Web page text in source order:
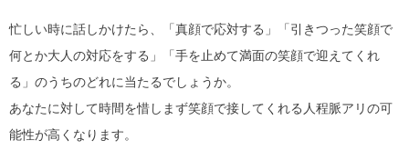
忙しい時に話しかけたら、「真顔で応対する」「引きつった笑顔で
何とか大人の対応をする」「手を止めて満面の笑顔で迎えてくれ
る」のうちのどれに当たるでしょうか。
あなたに対して時間を惜しまず笑顔で接してくれる人程脈アリの可
能性が高くなります。